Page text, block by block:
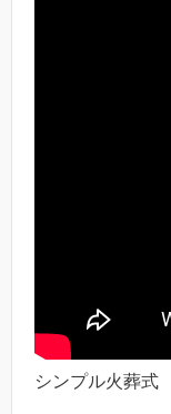
シンプル火葬式